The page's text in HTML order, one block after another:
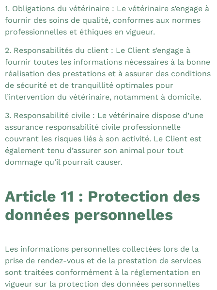
1. Obligations du vétérinaire : Le vétérinaire s’engage à
fournir des soins de qualité, conformes aux normes
professionnelles et éthiques en vigueur.
2. Responsabilités du client : Le Client s’engage à
fournir toutes les informations nécessaires à la bonne
réalisation des prestations et à assurer des conditions
de sécurité et de tranquillité optimales pour
l’intervention du vétérinaire, notamment à domicile.
3. Responsabilité civile : Le vétérinaire dispose d’une
assurance responsabilité civile professionnelle
couvrant les risques liés à son activité. Le Client est
également tenu d’assurer son animal pour tout
dommage qu’il pourrait causer.
Article 11 : Protection des
données personnelles
Les informations personnelles collectées lors de la
prise de rendez-vous et de la prestation de services
sont traitées conformément à la réglementation en
vigueur sur la protection des données personnelles